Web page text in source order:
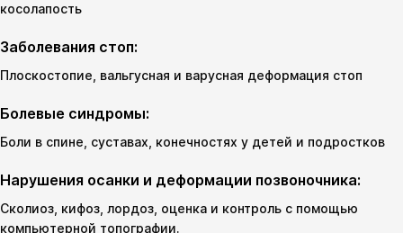
косолапость
Заболевания стоп:
Плоскостопие, вальгусная и варусная деформация стоп
Болевые синдромы:
Боли в спине, суставах, конечностях у детей и подростков
Нарушения осанки и деформации позвоночника:
Сколиоз, кифоз, лордоз, оценка и контроль с помощью
компьютерной топографии.